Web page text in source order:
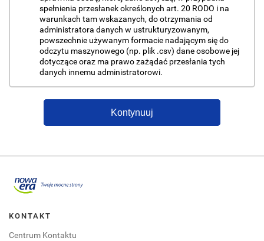
spełnienia przesłanek określonych art. 20 RODO i na
warunkach tam wskazanych, do otrzymania od
administratora danych w ustrukturyzowanym,
powszechnie używanym formacie nadającym się do
odczytu maszynowego (np. plik .csv) dane osobowe jej
dotyczące oraz ma prawo zażądać przesłania tych
danych innemu administratorowi.
Kontynuuj
KONTAKT
Centrum Kontaktu